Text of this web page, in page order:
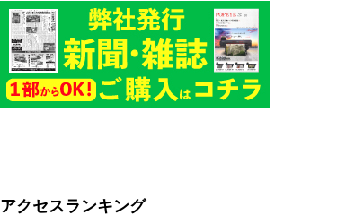
アクセスランキング